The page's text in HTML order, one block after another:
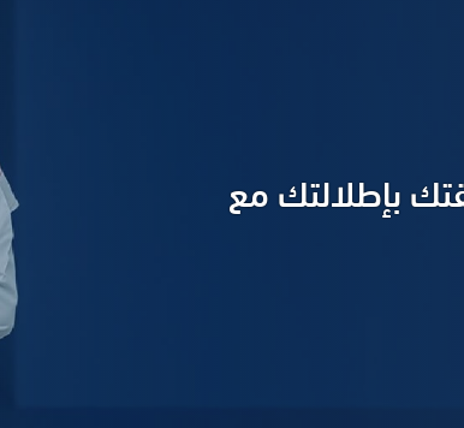
بإطلالتك مع